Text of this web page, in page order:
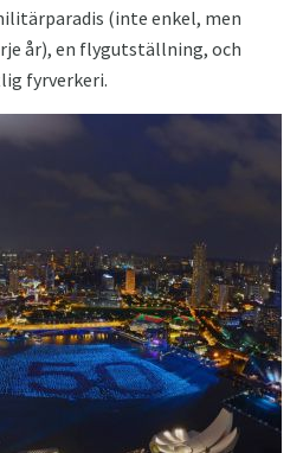
(inte enkel, men
år), en flygutställning, och
fyrverkeri.